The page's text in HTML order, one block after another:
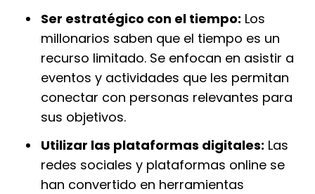
Ser estratégico con el tiempo: Los
millonarios saben que el tiempo es un
recurso limitado. Se enfocan en asistir a
eventos y actividades que les permitan
conectar con personas relevantes para
sus objetivos.
Utilizar las plataformas digitales: Las
redes sociales y plataformas online se
han convertido en herramientas